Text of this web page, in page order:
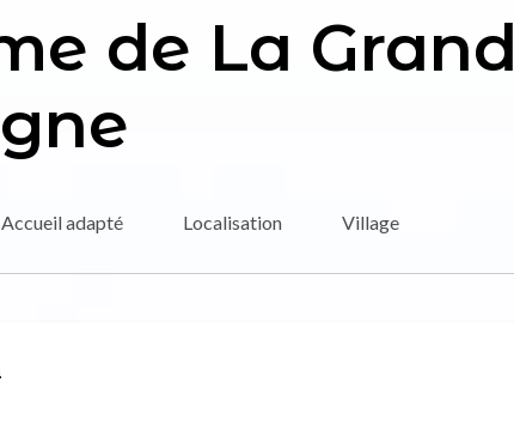
de La
Accueil adapté Localisation Village